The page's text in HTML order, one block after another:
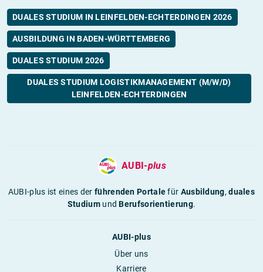
DUALES STUDIUM IN LEINFELDEN-ECHTERDINGEN 2026
AUSBILDUNG IN BADEN-WÜRTTEMBERG
DUALES STUDIUM 2026
DUALES STUDIUM LOGISTIKMANAGEMENT (M/W/D)
LEINFELDEN-ECHTERDINGEN
AUBI-plus
AUBI-plus ist eines derführenden Portalefür Ausbildung,duales
StudiumundBerufsorientierung.
AUBI-plus
Über uns
Karriere